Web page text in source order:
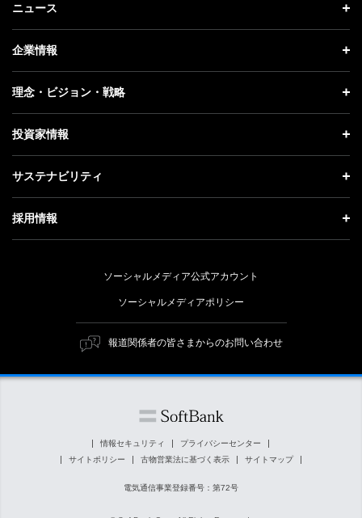
ニュース
ニュース トップ
プレスリリース
更新情報
記者説明会
企業情報
企業情報 トップ
社長メッセージ
事業紹介
ガバナンス
理念・ビジョン・戦略
理念・ビジョン・戦略 トップ
成長戦略「Activate AI for Society」
人材戦略
投資家情報
投資家情報 トップ
経営方針
個人投資家の皆さまへ
株式と社債について
サステナビリティ
サステナビリティ トップ
トップメッセージ
ESG方針・体制
マテリアリティ（重要課題）
ESGの主な取り組み
外部評価・イニシアチブ
採用情報
障がい者採用
ソーシャルメディア公式アカウント
ソーシャルメディアポリシー
報道関係者の皆さまからのお問い合わせ
情報セキュリティ
プライバシーセンター
サイトポリシー
古物営業法に基づく表示 サイトマップ
電気通信事業登録番号：第72号